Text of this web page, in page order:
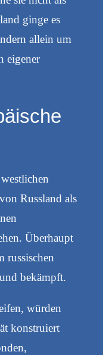
ginge es
allein um
eigener
Russland als
Überhaupt
russischen
bekämpft.
würden
konstruiert